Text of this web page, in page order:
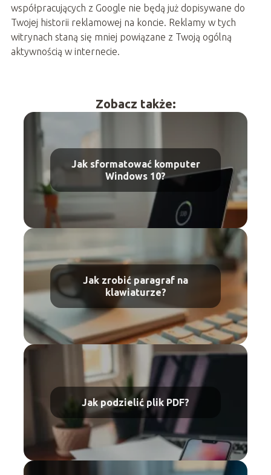
współpracujących z Google nie będą już dopisywane do
Twojej historii reklamowej na koncie. Reklamy w tych
witrynach staną się mniej powiązane z Twoją ogólną
aktywnością w internecie.
Zobacz także:
Jak sformatować komputer
Windows 10?
Jak zrobić paragraf na
klawiaturze?
Jak podzielić plik PDF?